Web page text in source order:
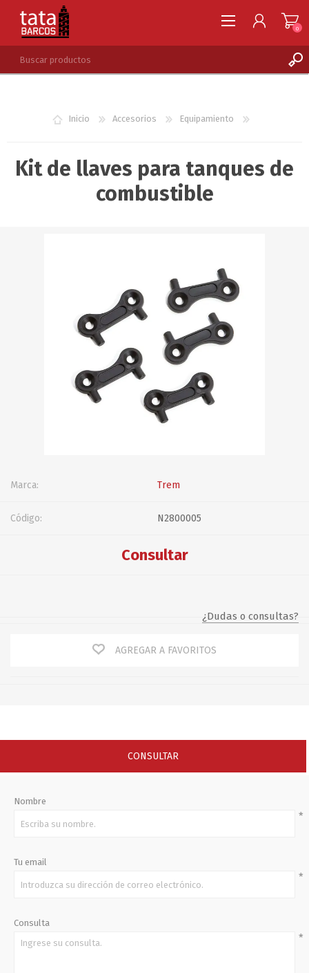
LISTA DE DESEOS
0
Inicio Accesorios Equipamiento
Kit de llaves para tanques de
combustible
Marca: Trem
Código: N2800005
Consultar
¿Dudas o consultas?
AGREGAR A FAVORITOS
CONSULTAR
Nombre
*
Tu email
*
Consulta
*